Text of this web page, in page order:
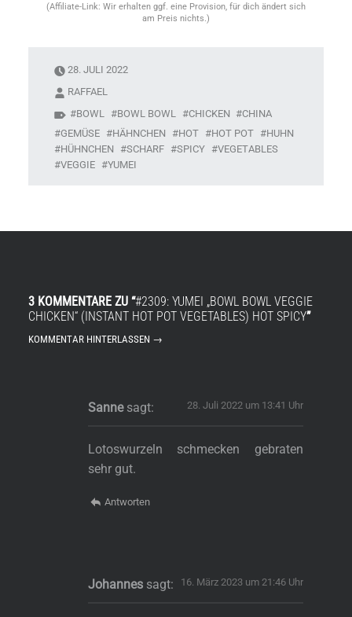
(Affiliate-Link: Wir erhalten ggf. eine Provision, für dich ändert sich
am Preis nichts.)
28. JULI 2022
RAFFAEL
BOWL
BOWL BOWL CHICKEN
CHINA
GEMÜSE
HÄHNCHEN HOT HOT POT
HUHN
HÜHNCHEN
SCHARF SPICY
VEGETABLES
VEGGIE
YUMEI
3 KOMMENTARE ZU “#2309: YUMEI „BOWL BOWL VEGGIE
CHICKEN“ (INSTANT HOT POT VEGETABLES) HOT SPICY”
KOMMENTAR HINTERLASSEN →
Sanne sagt: 28. Juli 2022 um 13:41 Uhr
Lotoswurzeln schmecken gebraten
sehr gut.
Antworten
Johannes sagt: 16. März 2023 um 21:46 Uhr